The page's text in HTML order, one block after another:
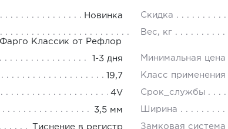
Новинка Скидка
Классик от Рефлор
Вес, кг
1-3 дня Минимальная цена
19,7 Класс применения
4V Срок_службы
3,5 мм Ширина
Тиснение в регистр Замковая система